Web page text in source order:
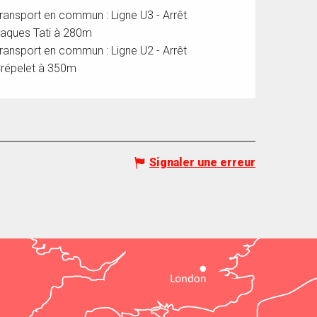
en commun : Ligne U3 - Arrêt
Tati à 280m
en commun : Ligne U2 - Arrêt
à 350m
Signaler une erreur